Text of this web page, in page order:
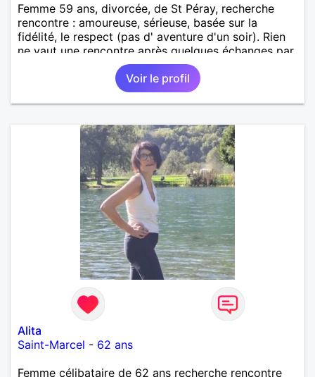
Femme 59 ans, divorcée, de St Péray, recherche
rencontre : amoureuse, sérieuse, basée sur la
fidélité, le respect (pas d' aventure d'un soir). Rien
ne vaut une rencontre après quelques échanges par
messages pour savoir si il y a un feeling entre les
deux et le désir de se revoir. Au plaisir de se
Voir le profil
Alita
Saint-Marcel - 62 ans
Femme célibataire de 62 ans recherche rencontre